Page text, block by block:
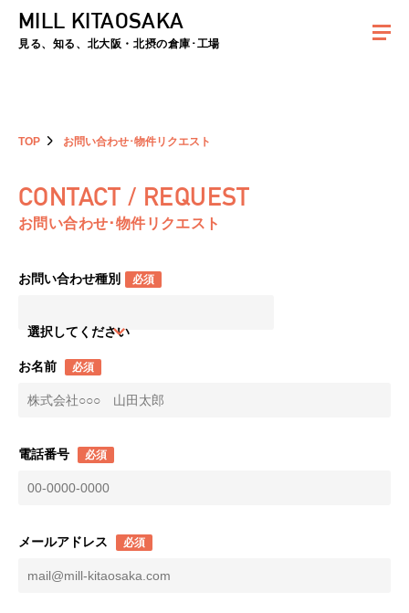
夏季休暇のお知らせ：2026年8月8日(土)～8月16日(日)まで休業とさせていた
MILL KITAOSAKA
見る、知る、北大阪・北摂の倉庫･工場
TOP お問い合わせ･物件リクエスト
CONTACT / REQUEST
お問い合わせ･物件リクエスト
お問い合わせ種別 必須
選択してください
お名前 必須
電話番号 必須
メールアドレス 必須